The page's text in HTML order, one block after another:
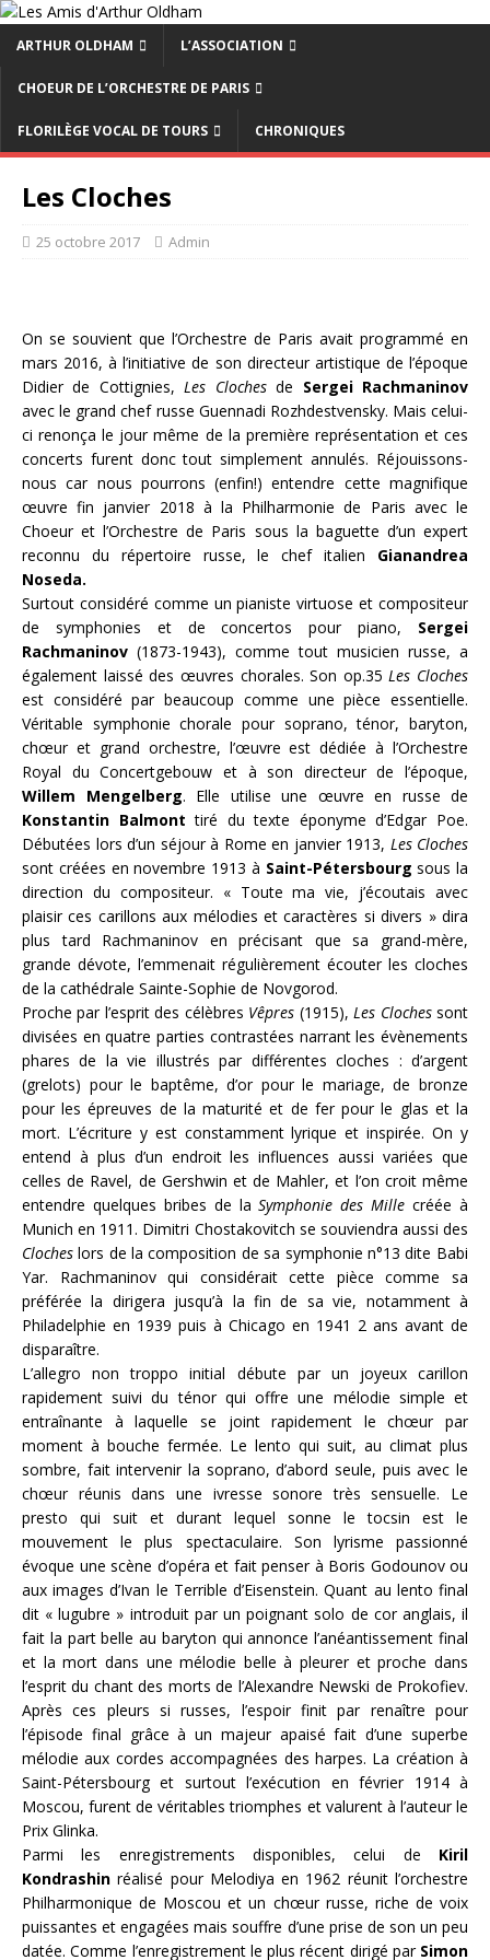
ARTHUR OLDHAM L’ASSOCIATION
CHOEUR DE L’ORCHESTRE DE PARIS
FLORILÈGE VOCAL DE TOURS CHRONIQUES
Les Cloches
25 octobre 2017 Admin
On se souvient que l’Orchestre de Paris avait programmé en
mars 2016, à l’initiative de son directeur artistique de l’époque
Didier de Cottignies,Les Clochesde Sergei Rachmaninov
avec le grand chef russe Guennadi Rozhdestvensky. Mais celui-
ci renonça le jour même de la première représentation et ces
concerts furent donc tout simplement annulés. Réjouissons-
nous car nous pourrons (enfin!) entendre cette magnifique
œuvre fin janvier 2018 à la Philharmonie de Paris avec le
Choeur et l’Orchestre de Paris sous la baguette d’un expert
reconnu du répertoire russe, le chef italien Gianandrea
Noseda.
Surtout considéré comme un pianiste virtuose et compositeur
de symphonies et de concertos pour piano, Sergei
Rachmaninov (1873-1943), comme tout musicien russe, a
également laissé des œuvres chorales. Son op.35Les Cloches
est considéré par beaucoup comme une pièce essentielle.
Véritable symphonie chorale pour soprano, ténor, baryton,
chœur et grand orchestre, l’œuvre est dédiée à l’Orchestre
Royal du Concertgebouw et à son directeur de l’époque,
Willem Mengelberg. Elle utilise une œuvre en russe de
Konstantin Balmont tiré du texte éponyme d’Edgar Poe.
Débutées lors d’un séjour à Rome en janvier 1913, Les Cloches
sont créées en novembre 1913 à Saint-Pétersbourg sous la
direction du compositeur. « Toute ma vie, j’écoutais avec
plaisir ces carillons aux mélodies et caractères si divers » dira
plus tard Rachmaninov en précisant que sa grand-mère,
grande dévote, l’emmenait régulièrement écouter les cloches
de la cathédrale Sainte-Sophie de Novgorod.
Proche par l’esprit des célèbres Vêpres (1915),Les Clochessont
divisées en quatre parties contrastées narrant les évènements
phares de la vie illustrés par différentes cloches : d’argent
(grelots) pour le baptême, d’or pour le mariage, de bronze
pour les épreuves de la maturité et de fer pour le glas et la
mort. L’écriture y est constamment lyrique et inspirée. On y
entend à plus d’un endroit les influences aussi variées que
celles de Ravel, de Gershwin et de Mahler, et l’on croit même
entendre quelques bribes de laSymphonie des Mille créée à
Munich en 1911. Dimitri Chostakovitch se souviendra aussi des
Cloches lors de la composition de sa symphonie n°13 dite Babi
Yar. Rachmaninov qui considérait cette pièce comme sa
préférée la dirigera jusqu’à la fin de sa vie, notamment à
Philadelphie en 1939 puis à Chicago en 1941 2 ans avant de
disparaître.
L’allegro non troppo initial débute par un joyeux carillon
rapidement suivi du ténor qui offre une mélodie simple et
entraînante à laquelle se joint rapidement le chœur par
moment à bouche fermée. Le lento qui suit, au climat plus
sombre, fait intervenir la soprano, d’abord seule, puis avec le
chœur réunis dans une ivresse sonore très sensuelle. Le
presto qui suit et durant lequel sonne le tocsin est le
mouvement le plus spectaculaire. Son lyrisme passionné
évoque une scène d’opéra et fait penser à Boris Godounov ou
aux images d’Ivan le Terrible d’Eisenstein. Quant au lento final
dit « lugubre » introduit par un poignant solo de cor anglais, il
fait la part belle au baryton qui annonce l’anéantissement final
et la mort dans une mélodie belle à pleurer et proche dans
l’esprit du chant des morts de l’Alexandre Newski de Prokofiev.
Après ces pleurs si russes, l’espoir finit par renaître pour
l’épisode final grâce à un majeur apaisé fait d’une superbe
mélodie aux cordes accompagnées des harpes. La création à
Saint-Pétersbourg et surtout l’exécution en février 1914 à
Moscou, furent de véritables triomphes et valurent à l’auteur le
Prix Glinka.
Parmi les enregistrements disponibles, celui de Kiril
Kondrashin réalisé pour Melodiya en 1962 réunit l’orchestre
Philharmonique de Moscou et un chœur russe, riche de voix
puissantes et engagées mais souffre d’une prise de son un peu
datée. Comme l’enregistrement le plus récent dirigé parSimon